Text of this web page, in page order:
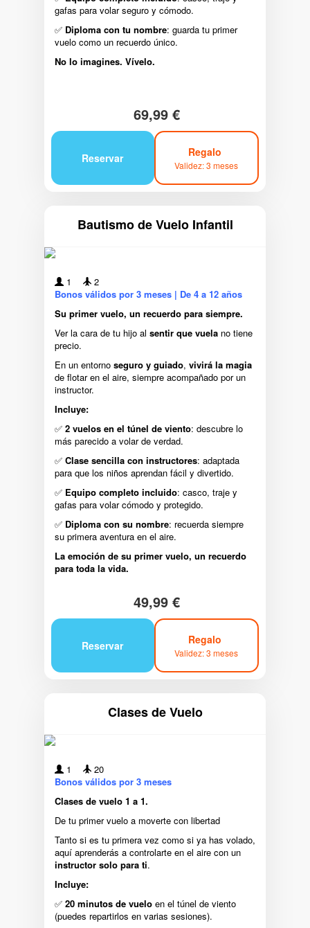
gafas para volar seguro y cómodo.
✅ Diploma con tu nombre: guarda tu primer
vuelo como un recuerdo único.
No lo imagines. Vívelo.
69,99 €
Reservar Regalo
Validez: 3 meses
Bautismo de Vuelo Infantil
1
2
Bonos válidos por 3 meses | De 4 a 12 años
Su primer vuelo, un recuerdo para siempre.
Ver la cara de tu hijo al sentir que vuela no tiene
precio.
En un entorno seguro y guiado, vivirá la magia
de flotar en el aire, siempre acompañado por un
instructor.
Incluye:
✅ 2 vuelos en el túnel de viento: descubre lo
más parecido a volar de verdad.
✅ Clase sencilla con instructores: adaptada
para que los niños aprendan fácil y divertido.
✅ Equipo completo incluido: casco, traje y
gafas para volar cómodo y protegido.
✅ Diploma con su nombre: recuerda siempre
su primera aventura en el aire.
La emoción de su primer vuelo, un recuerdo
para toda la vida.
49,99 €
Reservar Regalo
Validez: 3 meses
Clases de Vuelo
1
20
Bonos válidos por 3 meses
Clases de vuelo 1 a 1.
De tu primer vuelo a moverte con libertad
Tanto si es tu primera vez como si ya has volado,
aquí aprenderás a controlarte en el aire con un
instructor solo para ti.
Incluye:
✅ 20 minutos de vuelo en el túnel de viento
(puedes repartirlos en varias sesiones).